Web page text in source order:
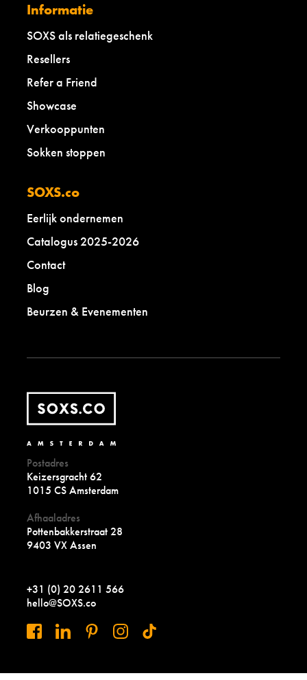
Informatie
SOXS als relatiegeschenk
Resellers
Refer a Friend
Showcase
Verkooppunten
Sokken stoppen
SOXS.co
Eerlijk ondernemen
Catalogus 2025-2026
Contact
Blog
Beurzen & Evenementen
Postadres
Keizersgracht 62
1015 CS Amsterdam
Afhaaladres
Pottenbakkerstraat 28
9403 VX Assen
+31 (0) 20 2611 566
hello@SOXS.co